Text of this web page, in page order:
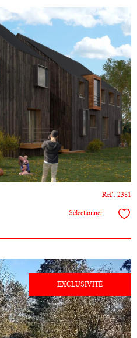
le
Réf : 2381
Sélectionner
EXCLUSIVITÉ
le